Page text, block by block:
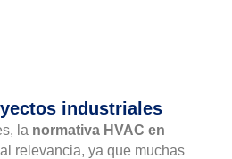
industriales
la normativa HVAC en
relevancia, ya que muchas